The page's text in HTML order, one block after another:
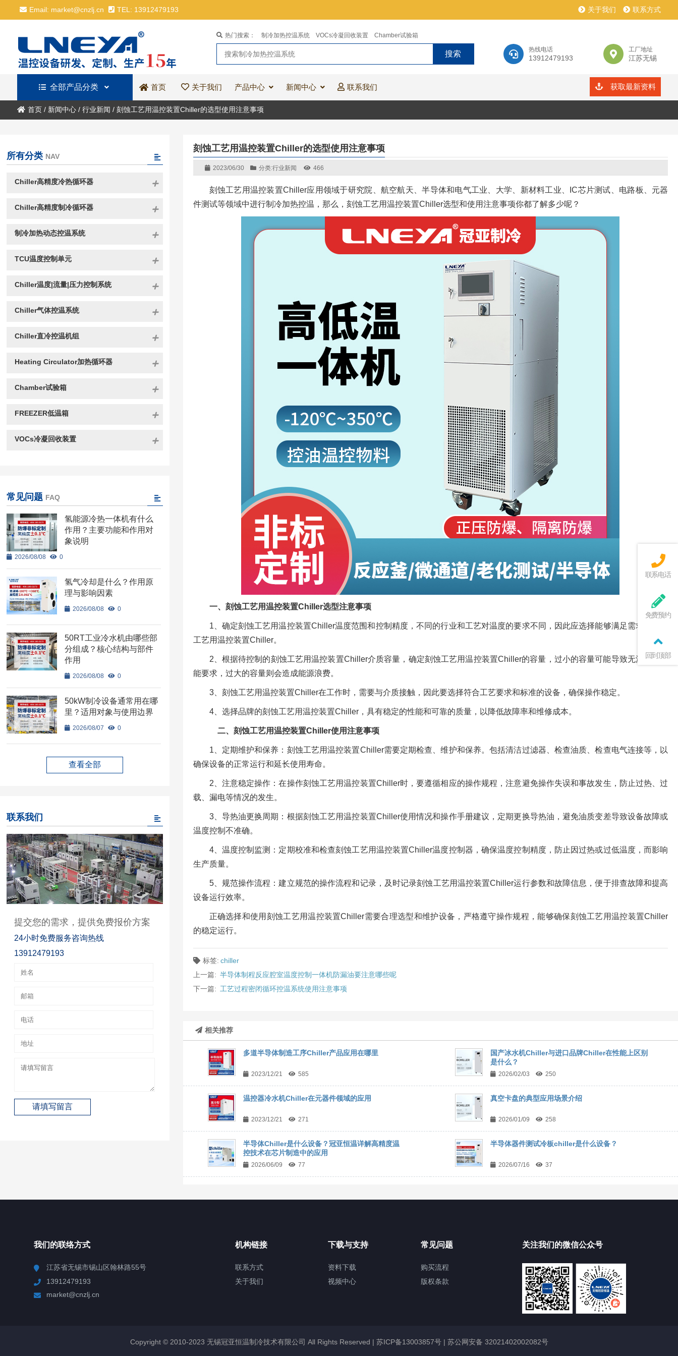
Email: market@cnzlj.cn TEL: 13912479193 关于我们 联系方式
热线电话
13912479193
工厂地址
江苏无锡
热门搜索： 制冷加热控温系统 VOCs冷凝回收装置 Chamber试验箱
全部产品分类 首页 关于我们 产品中心 新闻中心 联系我们 获取最新资料
首页/ 新闻中心/ 行业新闻 / 刻蚀工艺用温控装置Chiller的选型使用注意事项
刻蚀工艺用温控装置Chiller的选型使用注意事项
2023/06/30 分类:行业新闻 466
刻蚀工艺用温控装置Chiller应用领域于研究院、航空航天、半导体和电气工业、大学、新材料工业、IC芯片测试、电路板、元器
件测试等领域中进行制冷加热控温，那么，刻蚀工艺用温控装置Chiller选型和使用注意事项你都了解多少呢？
一、刻蚀工艺用温控装置Chiller选型注意事项
1、确定刻蚀工艺用温控装置Chiller温度范围和控制精度，不同的行业和工艺对温度的要求不同，因此应选择能够满足需求的刻蚀
工艺用温控装置Chiller。
2、根据待控制的刻蚀工艺用温控装置Chiller介质容量，确定刻蚀工艺用温控装置Chiller的容量，过小的容量可能导致无法满足产
能要求，过大的容量则会造成能源浪费。
3、刻蚀工艺用温控装置Chiller在工作时，需要与介质接触，因此要选择符合工艺要求和标准的设备，确保操作稳定。
4、选择品牌的刻蚀工艺用温控装置Chiller，具有稳定的性能和可靠的质量，以降低故障率和维修成本。
二、刻蚀工艺用温控装置Chiller使用注意事项
1、定期维护和保养：刻蚀工艺用温控装置Chiller需要定期检查、维护和保养。包括清洁过滤器、检查油质、检查电气连接等，以
确保设备的正常运行和延长使用寿命。
2、注意稳定操作：在操作刻蚀工艺用温控装置Chiller时，要遵循相应的操作规程，注意避免操作失误和事故发生，防止过热、过
载、漏电等情况的发生。
3、导热油更换周期：根据刻蚀工艺用温控装置Chiller使用情况和操作手册建议，定期更换导热油，避免油质变差导致设备故障或
温度控制不准确。
4、温度控制监测：定期校准和检查刻蚀工艺用温控装置Chiller温度控制器，确保温度控制精度，防止因过热或过低温度，而影响
生产质量。
5、规范操作流程：建立规范的操作流程和记录，及时记录刻蚀工艺用温控装置Chiller运行参数和故障信息，便于排查故障和提高
设备运行效率。
正确选择和使用刻蚀工艺用温控装置Chiller需要合理选型和维护设备，严格遵守操作规程，能够确保刻蚀工艺用温控装置Chiller
的稳定运行。
标签: chiller
上一篇: 半导体制程反应腔室温度控制一体机防漏油要注意哪些呢
下一篇: 工艺过程密闭循环控温系统使用注意事项
相关推荐
多道半导体制造工序Chiller产品应用在哪里
2023/12/21 585
国产冰水机Chiller与进口品牌Chiller在性能上区别
是什么？
2026/02/03 250
温控器冷水机Chiller在元器件领域的应用
2023/12/21 271
真空卡盘的典型应用场景介绍
2026/01/09 258
半导体Chiller是什么设备？冠亚恒温详解高精度温
控技术在芯片制造中的应用
2026/06/09 77
‌半导体器件测试冷板chiller是什么设备？
2026/07/16 37
所有分类 NAV
Chiller高精度冷热循环器
Chiller高精度制冷循环器
制冷加热动态控温系统
TCU温度控制单元
Chiller温度|流量|压力控制系统
Chiller气体控温系统
Chiller直冷控温机组
Heating Circulator加热循环器
Chamber试验箱
FREEZER低温箱
VOCs冷凝回收装置
常见问题 FAQ
氢能源冷热一体机有什么
作用？主要功能和作用对
象说明
2026/08/08 0
氢气冷却是什么？作用原
理与影响因素
2026/08/08 0
50RT工业冷水机由哪些部
分组成？核心结构与部件
作用
2026/08/08 0
50kW制冷设备通常用在哪
里？适用对象与使用边界
2026/08/07 0
查看全部
联系我们
提交您的需求，提供免费报价方案
24小时免费服务咨询热线
13912479193
我们的联络方式
江苏省无锡市锡山区翰林路55号
13912479193
market@cnzlj.cn
机构链接
联系方式
关于我们
下载与支持
资料下载
视频中心
常见问题
购买流程
版权条款
关注我们的微信公众号
Copyright © 2010-2023 无锡冠亚恒温制冷技术有限公司 All Rights Reserved | 苏ICP备13003857号| 苏公网安备 32021402002082号
联系电话
免费预约
回到顶部